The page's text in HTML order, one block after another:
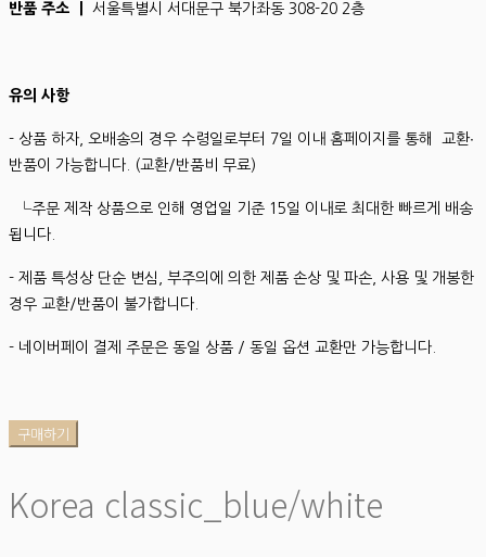
반품 주소 ㅣ 서울특별시 서대문구 북가좌동 308-20 2층
유의 사항
- 상품 하자, 오배송의 경우 수령일로부터 7일 이내 홈페이지를 통해 교환∙
반품이 가능합니다. (교환/반품비 무료)
└주문 제작 상품으로 인해 영업일 기준 15일 이내로 최대한 빠르게 배송
됩니다.
- 제품 특성상 단순 변심, 부주의에 의한 제품 손상 및 파손, 사용 및 개봉한
경우 교환/반품이 불가합니다.
- 네이버페이 결제 주문은 동일 상품 / 동일 옵션 교환만 가능합니다.
구매하기
Korea classic_blue/white